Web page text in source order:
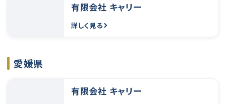
有限会社 キャリー
詳しく見る
愛媛県
有限会社 キャリー